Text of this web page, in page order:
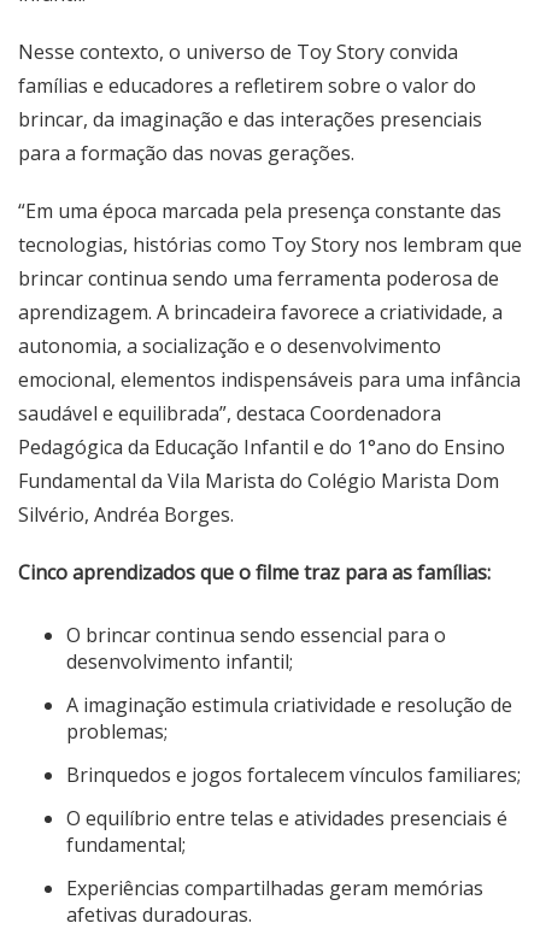
Nesse contexto, o universo de Toy Story convida
famílias e educadores a refletirem sobre o valor do
brincar, da imaginação e das interações presenciais
para a formação das novas gerações.
“Em uma época marcada pela presença constante das
tecnologias, histórias como Toy Story nos lembram que
brincar continua sendo uma ferramenta poderosa de
aprendizagem. A brincadeira favorece a criatividade, a
autonomia, a socialização e o desenvolvimento
emocional, elementos indispensáveis para uma infância
saudável e equilibrada”, destaca Coordenadora
Pedagógica da Educação Infantil e do 1°ano do Ensino
Fundamental da Vila Marista do Colégio Marista Dom
Silvério, Andréa Borges.
Cinco aprendizados que o filme traz para as famílias:
O brincar continua sendo essencial para o
desenvolvimento infantil;
A imaginação estimula criatividade e resolução de
problemas;
Brinquedos e jogos fortalecem vínculos familiares;
O equilíbrio entre telas e atividades presenciais é
fundamental;
Experiências compartilhadas geram memórias
afetivas duradouras.